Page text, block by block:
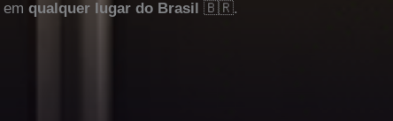
em qualquer lugar do Brasil 🇧🇷.